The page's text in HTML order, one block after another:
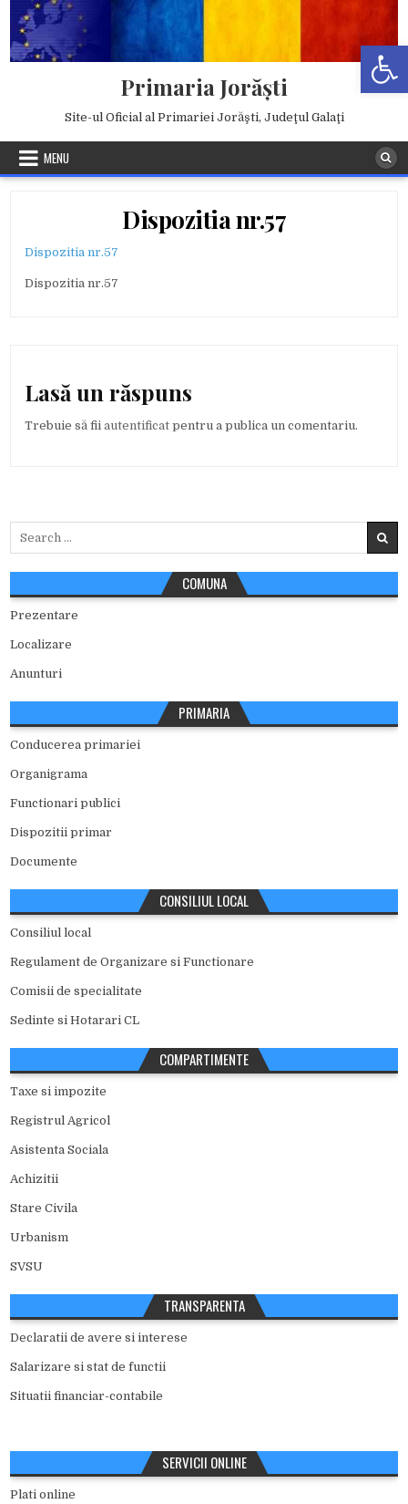
content
Primaria Jorăşti
Site-ul Oficial al Primariei Jorăşti, Judeţul Galaţi
MENU
Dispozitia nr.57
Dispozitia nr.57
Dispozitia nr.57
Lasă un răspuns
Trebuie să fiiautentificat pentru a publica un comentariu.
COMUNA
Prezentare
Localizare
Anunturi
PRIMARIA
Conducerea primariei
Organigrama
Functionari publici
Dispozitii primar
Documente
CONSILIUL LOCAL
Consiliul local
Regulament de Organizare si Functionare
Comisii de specialitate
Sedinte si Hotarari CL
COMPARTIMENTE
Taxe si impozite
Registrul Agricol
Asistenta Sociala
Achizitii
Stare Civila
Urbanism
SVSU
TRANSPARENTA
Declaratii de avere si interese
Salarizare si stat de functii
Situatii financiar-contabile
SERVICII ONLINE
Plati online